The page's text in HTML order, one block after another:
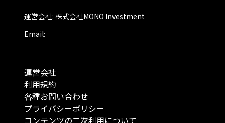
運営会社: 株式会社MONO Investment
Email:
運営会社
利用規約
各種お問い合わせ
プライバシーポリシー
コンテンツの二次利用について